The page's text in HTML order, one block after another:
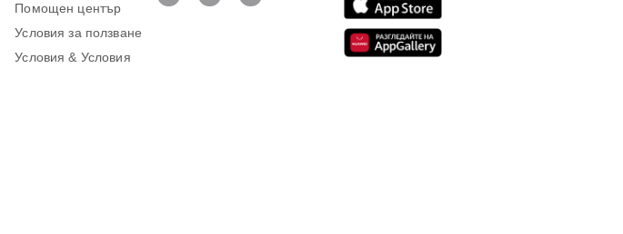
Помощен център
Условия за ползване
Условия & Условия